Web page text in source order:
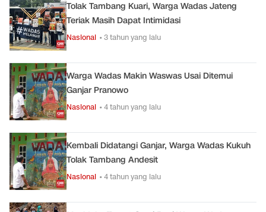
Tolak Tambang Kuari, Warga Wadas Jateng
Teriak Masih Dapat Intimidasi
Nasional • 3 tahun yang lalu
Warga Wadas Makin Waswas Usai Ditemui
Ganjar Pranowo
Nasional • 4 tahun yang lalu
Kembali Didatangi Ganjar, Warga Wadas Kukuh
Tolak Tambang Andesit
Nasional • 4 tahun yang lalu